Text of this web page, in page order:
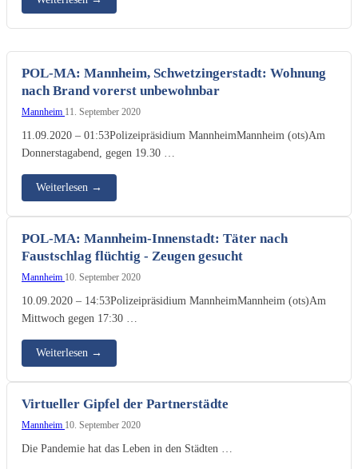
POL-MA: Mannheim, Schwetzingerstadt: Wohnung
nach Brand vorerst unbewohnbar
Mannheim 11. September 2020
11.09.2020 – 01:53Polizeipräsidium MannheimMannheim (ots)Am
Donnerstagabend, gegen 19.30 …
Weiterlesen →
POL-MA: Mannheim-Innenstadt: Täter nach
Faustschlag flüchtig - Zeugen gesucht
Mannheim 10. September 2020
10.09.2020 – 14:53Polizeipräsidium MannheimMannheim (ots)Am
Mittwoch gegen 17:30 …
Weiterlesen →
Virtueller Gipfel der Partnerstädte
Mannheim 10. September 2020
Die Pandemie hat das Leben in den Städten …